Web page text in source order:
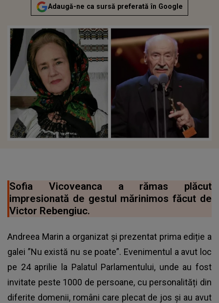
Adaugă-ne ca sursă preferată în Google
Sofia Vicoveanca a rămas plăcut
impresionată de gestul mărinimos făcut de
Victor Rebengiuc.
Andreea Marin a organizat și prezentat prima ediție a
galei ”Nu există nu se poate”. Evenimentul a avut loc
pe 24 aprilie la Palatul Parlamentului, unde au fost
invitate peste 1000 de persoane, cu personalități din
diferite domenii, români care plecat de jos și au avut